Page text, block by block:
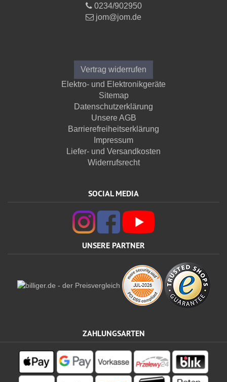
0234/902950
jom@jom.de
Vertrag widerrufen
Elektro- und Elektronikgeräte
Sitemap
Datenschutzerklärung
Unsere AGB
Barrierefreiheitserklärung
Impressum
Liefer- und Versandkosten
Widerrufsrecht
SOCIAL MEDIA
UNSERE PARTNER
ZAHLUNGSARTEN